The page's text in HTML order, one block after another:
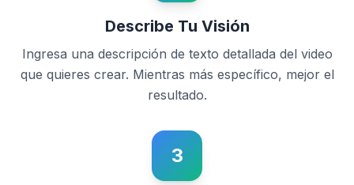
Describe Tu Visión
Ingresa una descripción de texto detallada del video
que quieres crear. Mientras más específico, mejor el
resultado.
3